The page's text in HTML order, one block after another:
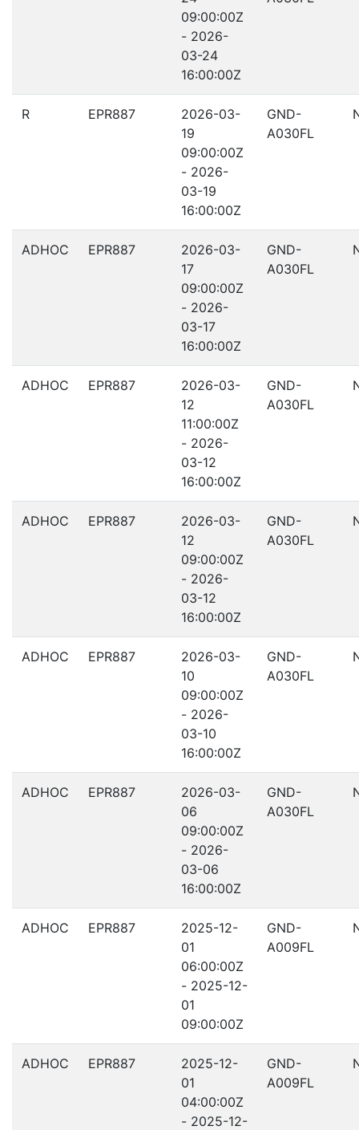
09:00:00Z
- 2026-
03-24
16:00:00Z
R EPR887
2026-03-
19
09:00:00Z
- 2026-
03-19
16:00:00Z
GND-
A030FL
ADHOC EPR887
2026-03-
17
09:00:00Z
- 2026-
03-17
16:00:00Z
GND-
A030FL
ADHOC EPR887
2026-03-
12
11:00:00Z
- 2026-
03-12
16:00:00Z
GND-
A030FL
ADHOC EPR887
2026-03-
12
09:00:00Z
- 2026-
03-12
16:00:00Z
GND-
A030FL
ADHOC EPR887
2026-03-
10
09:00:00Z
- 2026-
03-10
16:00:00Z
GND-
A030FL
ADHOC EPR887
2026-03-
06
09:00:00Z
- 2026-
03-06
16:00:00Z
GND-
A030FL
ADHOC EPR887
2025-12-
01
06:00:00Z
- 2025-12-
01
09:00:00Z
GND-
A009FL
ADHOC EPR887
2025-12-
01
04:00:00Z
- 2025-12-
GND-
A009FL